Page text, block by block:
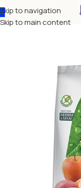
Skip to navigation
Skip to main content
Αρχική σελίδα Σκύλος